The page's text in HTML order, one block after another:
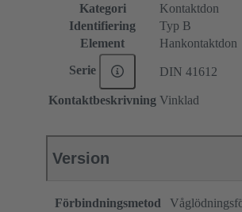
Kategori
Kontaktdon
Identifiering
Typ B
Element
Hankontaktdon
Serie DIN 41612
Kontaktbeskrivning Vinklad
Version
Förbindningsmetod